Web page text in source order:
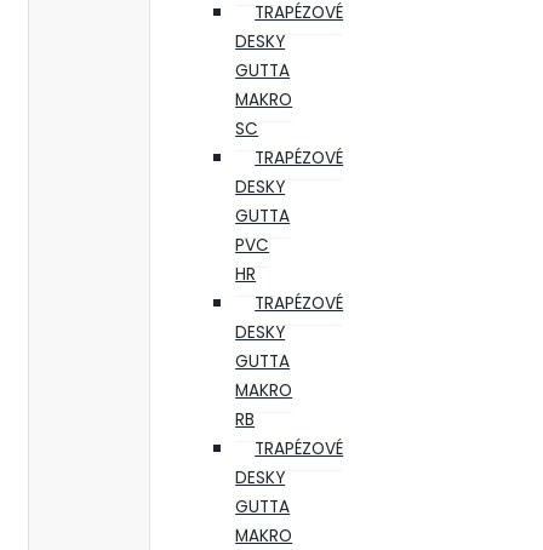
TRAPÉZOVÉ
DESKY
GUTTA
MAKRO
SC
TRAPÉZOVÉ
DESKY
GUTTA
PVC
HR
TRAPÉZOVÉ
DESKY
GUTTA
MAKRO
RB
TRAPÉZOVÉ
DESKY
GUTTA
MAKRO